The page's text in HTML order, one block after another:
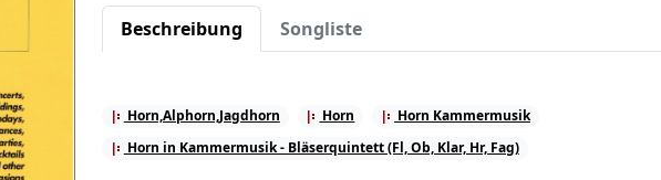
Beschreibung Songliste
Horn,Alphorn,Jagdhorn Horn
Horn Kammermusik
Horn in Kammermusik - Bläserquintett (Fl, Ob, Klar, Hr, Fag)